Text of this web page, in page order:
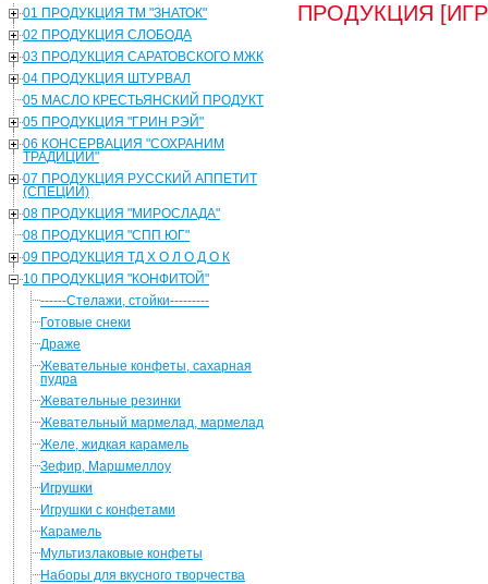
01 ПРОДУКЦИЯ ТМ "ЗНАТОК"
02 ПРОДУКЦИЯ СЛОБОДА
03 ПРОДУКЦИЯ САРАТОВСКОГО МЖК
04 ПРОДУКЦИЯ ШТУРВАЛ
05 МАСЛО КРЕСТЬЯНСКИЙ ПРОДУКТ
05 ПРОДУКЦИЯ "ГРИН РЭЙ"
06 КОНСЕРВАЦИЯ "СОХРАНИМ
ТРАДИЦИИ"
07 ПРОДУКЦИЯ РУССКИЙ АППЕТИТ
(СПЕЦИИ)
08 ПРОДУКЦИЯ "МИРОСЛАДА"
08 ПРОДУКЦИЯ "СПП ЮГ"
09 ПРОДУКЦИЯ ТД Х О Л О Д О К
10 ПРОДУКЦИЯ "КОНФИТОЙ"
------Стелажи, стойки---------
Готовые снеки
Драже
Жевательные конфеты, сахарная
пудра
Жевательные резинки
Жевательный мармелад, мармелад
Желе, жидкая карамель
Зефир, Маршмеллоу
Игрушки
Игрушки с конфетами
Карамель
Мультизлаковые конфеты
Наборы для вкусного творчества
ПРОДУКЦИЯ